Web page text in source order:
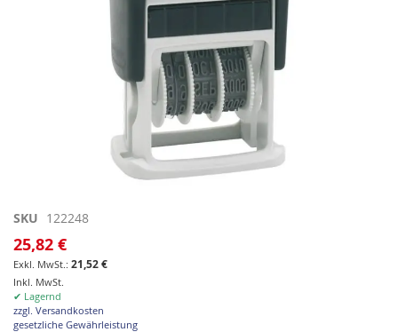
Zum
der
Bildgalerie
springen
SKU 122248
25,82 €
21,52 €
Inkl. MwSt.
✔ Lagernd
zzgl. Versandkosten
gesetzliche Gewährleistung